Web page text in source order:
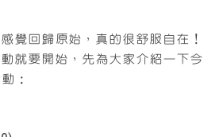
覺回歸原始，真的很舒服自在！
就要開始，先為大家介紹一下今
：